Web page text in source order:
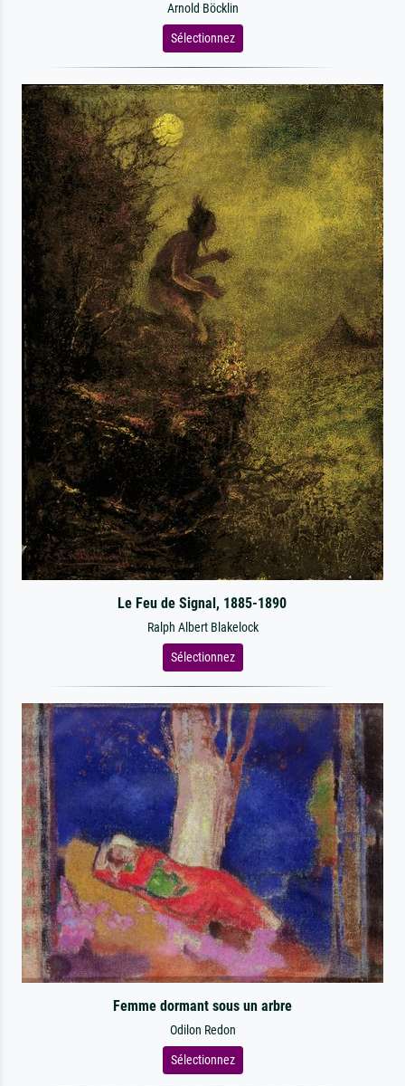
Arnold Böcklin
Sélectionnez
Le Feu de Signal, 1885-1890
Ralph Albert Blakelock
Sélectionnez
Femme dormant sous un arbre
Odilon Redon
Sélectionnez